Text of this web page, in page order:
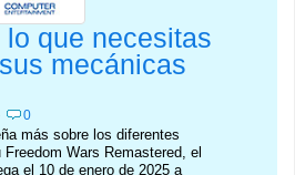
que necesitas
mecánicas
0
más sobre los diferentes
Wars Remastered, el
el 10 de enero de 2025 a